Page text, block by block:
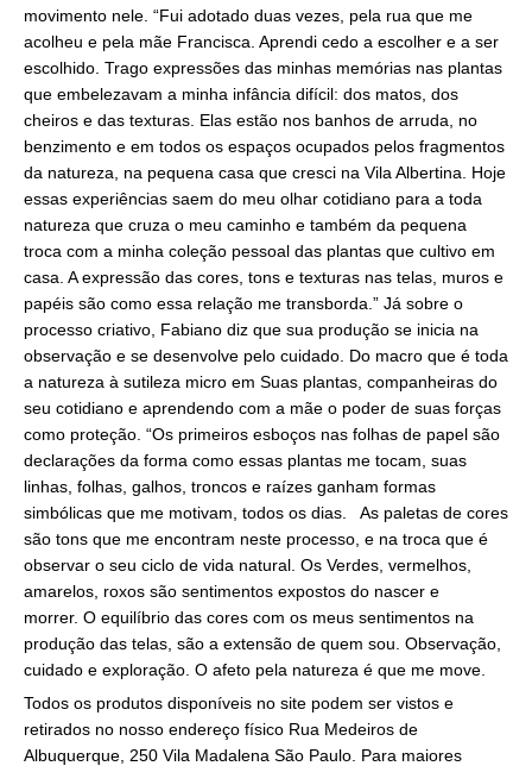
movimento nele. “Fui adotado duas vezes, pela rua que me
acolheu e pela mãe Francisca. Aprendi cedo a escolher e a ser
escolhido. Trago expressões das minhas memórias nas plantas
que embelezavam a minha infância difícil: dos matos, dos
cheiros e das texturas. Elas estão nos banhos de arruda, no
benzimento e em todos os espaços ocupados pelos fragmentos
da natureza, na pequena casa que cresci na Vila Albertina. Hoje
essas experiências saem do meu olhar cotidiano para a toda
natureza que cruza o meu caminho e também da pequena
troca com a minha coleção pessoal das plantas que cultivo em
casa. A expressão das cores, tons e texturas nas telas, muros e
papéis são como essa relação me transborda.” Já sobre o
processo criativo, Fabiano diz que sua produção se inicia na
observação e se desenvolve pelo cuidado. Do macro que é toda
a natureza à sutileza micro em Suas plantas, companheiras do
seu cotidiano e aprendendo com a mãe o poder de suas forças
como proteção. “Os primeiros esboços nas folhas de papel são
declarações da forma como essas plantas me tocam, suas
linhas, folhas, galhos, troncos e raízes ganham formas
simbólicas que me motivam, todos os dias. As paletas de cores
são tons que me encontram neste processo, e na troca que é
observar o seu ciclo de vida natural. Os Verdes, vermelhos,
amarelos, roxos são sentimentos expostos do nascer e
morrer. O equilíbrio das cores com os meus sentimentos na
produção das telas, são a extensão de quem sou. Observação,
cuidado e exploração. O afeto pela natureza é que me move.
Todos os produtos disponíveis no site podem ser vistos e
retirados no nosso endereço físico Rua Medeiros de
Albuquerque, 250 Vila Madalena São Paulo. Para maiores